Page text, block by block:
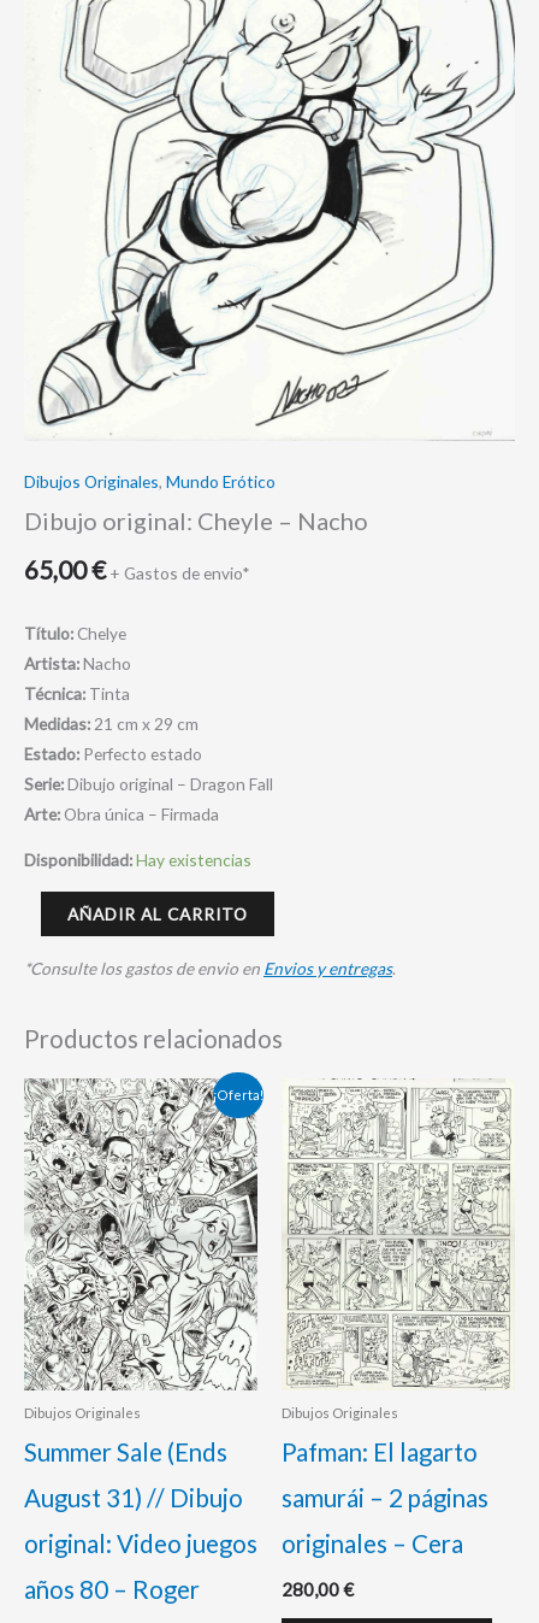
Dibujos Originales, Mundo Erótico
Dibujo original: Cheyle – Nacho
65,00€ + Gastos de envio*
Título: Chelye
Artista:Nacho
Técnica: Tinta
Medidas: 21 cm x 29 cm
Estado: Perfecto estado
Serie:Dibujo original – Dragon Fall
Arte: Obra única – Firmada
Disponibilidad:Hay existencias
AÑADIR AL CARRITO
*Consulte los gastos de envio en Envios y entregas.
Productos relacionados
¡Oferta!
Dibujos Originales
Summer Sale (Ends
August 31) // Dibujo
original: Video juegos
años 80 – Roger
El
precio
original
era:
200,00 €.
El
precio
actual
es:
180,00 €.
Dibujos Originales
Pafman: El lagarto
samurái – 2 páginas
originales – Cera
280,00€